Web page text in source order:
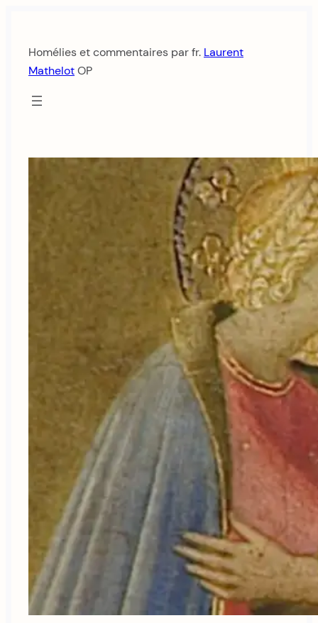
contenu
Homélies et commentaires par fr. Laurent
MathelotOP